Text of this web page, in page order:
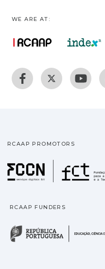
WE ARE AT:
RCAAP PROMOTORS
RCAAP FUNDERS